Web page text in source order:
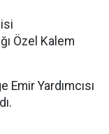
Özel Kalem
Emir Yardımcısı